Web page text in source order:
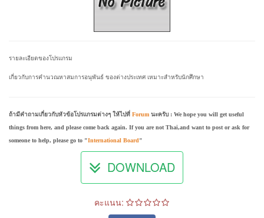
รายละเอียดของโปรแกรม
เกี่ยวกับการคำนวณหาสมการอนุพันธ์ ของต่างประเทศ เหมาะสำหรับนักศึกษา
ถ้ามีคำถามเกี่ยวกับหัวข้อโปรแกรมต่างๆ ให้ไปที่ Forum นะครับ : We hope you will get useful
things from here, and please come back again. If you are not Thai,and want to post or ask for
someone to help, please go to "International Board"
DOWNLOAD
คะแนน: